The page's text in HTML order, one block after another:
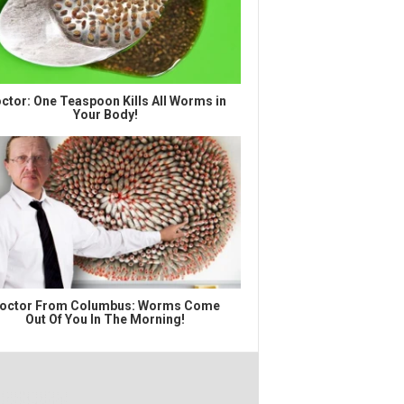
One Teaspoon Kills All Worms in
Your Body!
From Columbus: Worms Come
Out Of You In The Morning!